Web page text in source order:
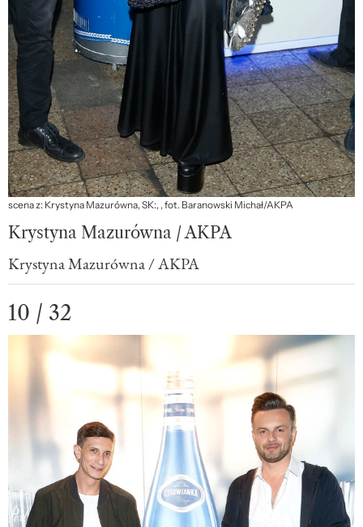
scena z: Krystyna Mazurówna, SK:, , fot. Baranowski Michał/AKPA
Krystyna Mazurówna / AKPA
Krystyna Mazurówna / AKPA
10 / 32